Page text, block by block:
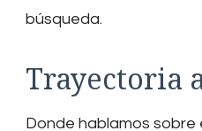
búsqueda.
Trayectoria
Donde hablamos